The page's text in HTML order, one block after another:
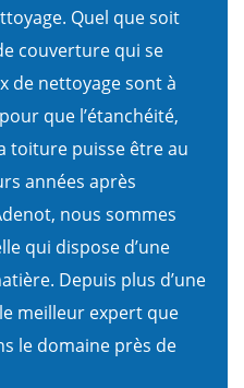
Quel que soit
couverture qui se
de nettoyage sont à
que l’étanchéité,
toiture puisse être au
années après
nous sommes
qui dispose d’une
Depuis plus d’une
meilleur expert que
le domaine près de